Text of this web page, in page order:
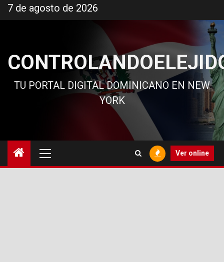
al
7 de agosto de 2026
TU PORTAL DIGITAL DOMINICANO EN NEW
YORK
principal
Ver online